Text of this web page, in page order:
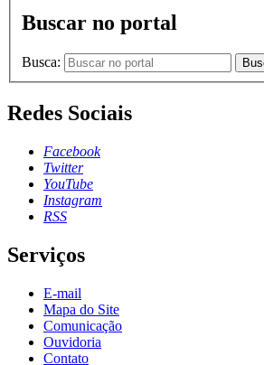
Buscar no portal
Busca:
Redes Sociais
Facebook
Twitter
YouTube
Instagram
RSS
Serviços
E-mail
Mapa do Site
Comunicação
Ouvidoria
Contato